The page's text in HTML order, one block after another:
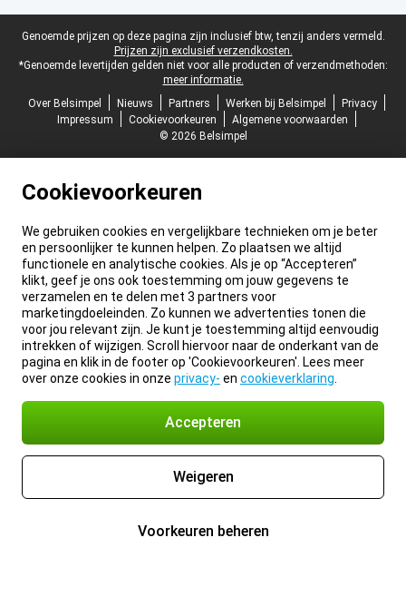
Juridische voettekst
Genoemde prijzen op deze pagina zijn inclusief btw, tenzij anders vermeld.
Prijzen zijn exclusief verzendkosten.
*Genoemde levertijden gelden niet voor alle producten of verzendmethoden:
meer informatie.
Over Belsimpel
Nieuws Partners Werken bij Belsimpel
Privacy
Impressum
Cookievoorkeuren
Algemene voorwaarden
© 2026 Belsimpel
Cookievoorkeuren
We gebruiken cookies en vergelijkbare technieken om je beter
en persoonlijker te kunnen helpen. Zo plaatsen we altijd
functionele en analytische cookies. Als je op “Accepteren”
klikt, geef je ons ook toestemming om jouw gegevens te
verzamelen en te delen met 3 partners voor
marketingdoeleinden. Zo kunnen we advertenties tonen die
voor jou relevant zijn. Je kunt je toestemming altijd eenvoudig
intrekken of wijzigen. Scroll hiervoor naar de onderkant van de
pagina en klik in de footer op 'Cookievoorkeuren'. Lees meer
over onze cookies in onze privacy- en cookieverklaring
Accepteren
Weigeren
Voorkeuren beheren